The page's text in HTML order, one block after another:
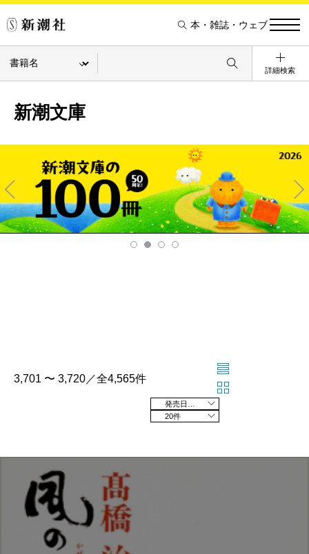
本・雑誌・ウェブ
詳細検索
新潮文庫
Pre
v
Ne
xt
3,701 〜 3,720／全4,565件
20件